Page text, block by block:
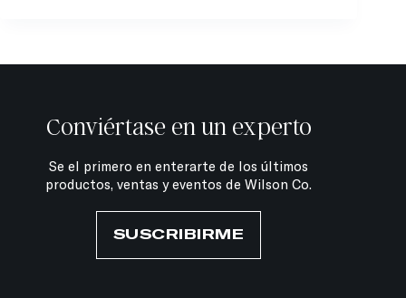
Conviértase en un experto
Se el primero en enterarte de los últimos
productos, ventas y eventos de Wilson Co.
SUSCRIBIRME